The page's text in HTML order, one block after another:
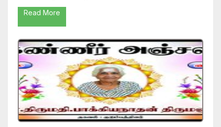
Read More